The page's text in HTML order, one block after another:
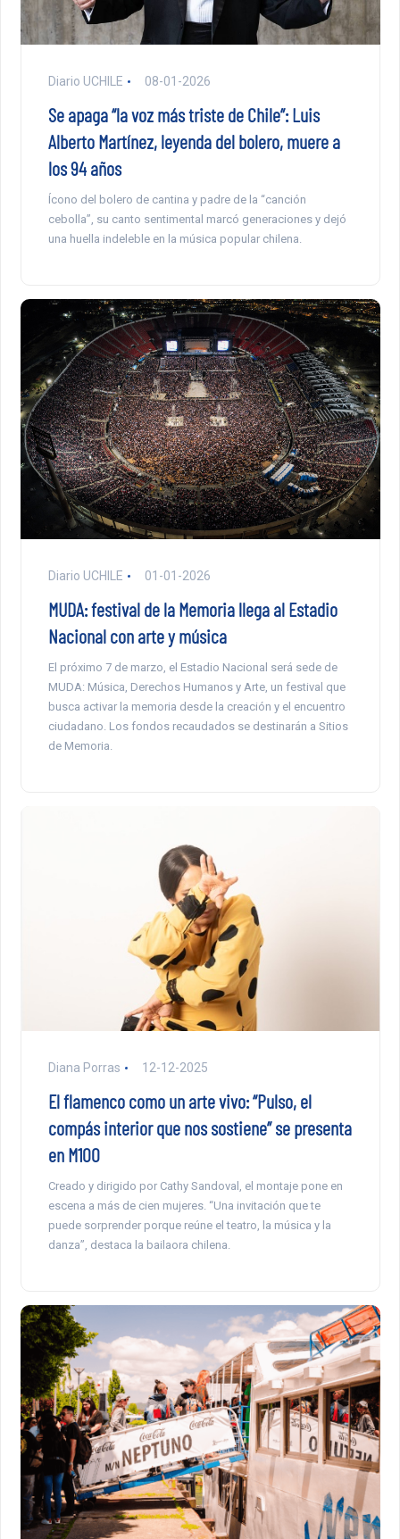
Diario UCHILE 08-01-2026
Se apaga “la voz más triste de Chile”: Luis
Alberto Martínez, leyenda del bolero, muere a
los 94 años
Ícono del bolero de cantina y padre de la “canción
cebolla”, su canto sentimental marcó generaciones y dejó
una huella indeleble en la música popular chilena.
Diario UCHILE 01-01-2026
MUDA: festival de la Memoria llega al Estadio
Nacional con arte y música
El próximo 7 de marzo, el Estadio Nacional será sede de
MUDA: Música, Derechos Humanos y Arte, un festival que
busca activar la memoria desde la creación y el encuentro
ciudadano. Los fondos recaudados se destinarán a Sitios
de Memoria.
Diana Porras 12-12-2025
El flamenco como un arte vivo: “Pulso, el
compás interior que nos sostiene” se presenta
en M100
Creado y dirigido por Cathy Sandoval, el montaje pone en
escena a más de cien mujeres. “Una invitación que te
puede sorprender porque reúne el teatro, la música y la
danza”, destaca la bailaora chilena.